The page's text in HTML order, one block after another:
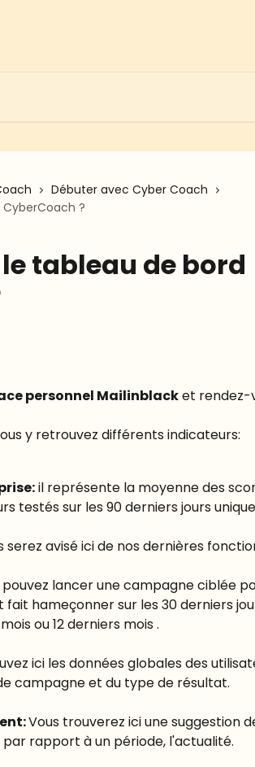
Débuter avec Cyber Coach
?
tableau de bord
personnel Mailinblack et rendez-
y retrouvez différents indicateurs:
il représente la moyenne des
testés sur les 90 derniers jours
serez avisé ici de nos dernières
pouvez lancer une campagne ciblée
hameçonner sur les 30 derniers
ou 12 derniers mois .
ici les données globales des
campagne et du type de résultat.
Vous trouverez ici une suggestion
rapport à un période, l'actualité.